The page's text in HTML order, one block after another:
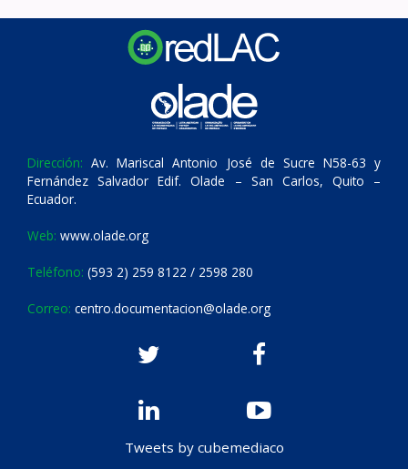
Dirección: Av. Mariscal Antonio José de Sucre N58-63 y
Fernández Salvador Edif. Olade – San Carlos, Quito –
Ecuador.
Web: www.olade.org
Teléfono: (593 2) 259 8122 / 2598 280
Correo: centro.documentacion@olade.org
Tweets by cubemediaco